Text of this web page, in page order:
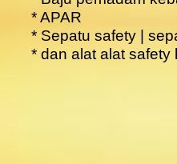
* APAR
* Sepatu safety |
* dan alat alat safety